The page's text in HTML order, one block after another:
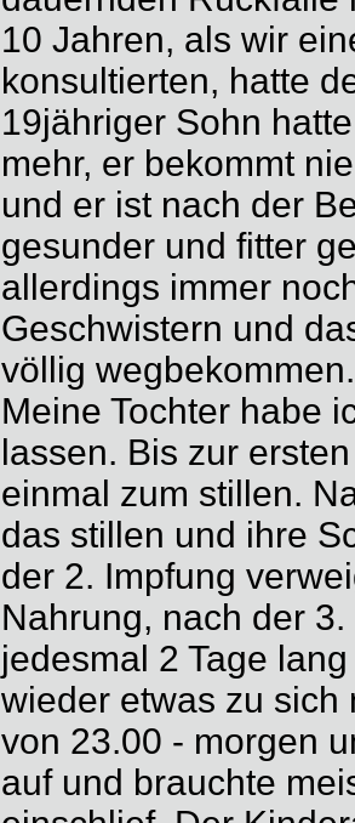
10 Jahren, als wir
konsultierten, hatte
19jähriger Sohn
mehr, er bekommt
und er ist nach der
gesunder und fitter
allerdings immer
Geschwistern und
völlig wegbekommen.
Meine Tochter habe
lassen. Bis zur
einmal zum stillen.
das stillen und ihre
der 2. Impfung
Nahrung, nach der
jedesmal 2 Tage
wieder etwas zu sich
von 23.00 - morgen
auf und brauchte